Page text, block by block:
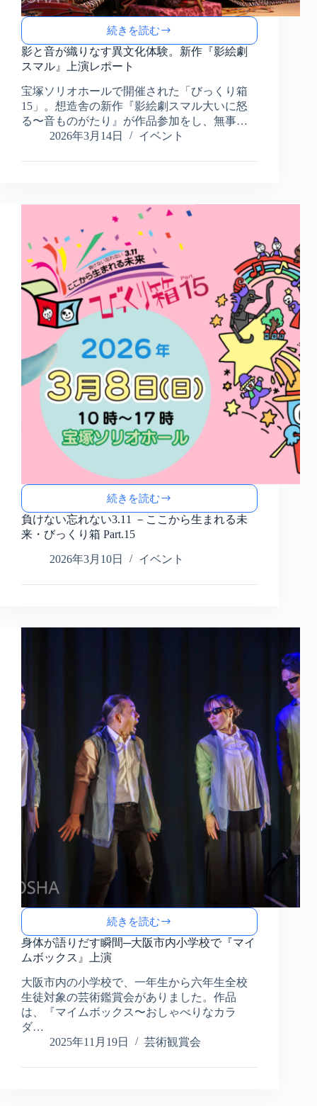
続きを読む
影
と
織
り
な
す
文
験。
新
作
『影
絵
劇
ス
マ
演
レ
ポ
ー
ト
影と音が織りなす異文化体験。新作『影絵劇
スマル』上演レポート
宝塚ソリオホールで開催された「びっくり箱
15」。想造舎の新作『影絵劇スマル大いに怒
る〜音ものがたり』が作品参加をし、無事…
2026年3月14日
イベント
続きを読む
負
け
忘
な
－
ま
る
未
来・
び
っ
く
り
箱
Part.15
負けない忘れない3.11 －ここから生まれる未
来・びっくり箱 Part.15
2026年3月10日 イベント
続きを読む
身
体
り
だ
す
間
大
身体が語りだす瞬間─大阪市内小学校で『マイ
ムボックス』上演
大阪市内の小学校で、一年生から六年生全校
生徒対象の芸術鑑賞会がありました。作品
は、『マイムボックス〜おしゃべりなカラ
ダ…
2025年11月19日
芸術観賞会